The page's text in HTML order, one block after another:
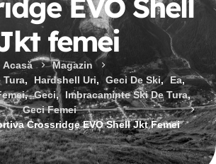
EVO Shell
femei
Acasă
Magazin
Tura, Hardshell Uri, Geci De Ski, Ea,
, Geci, Imbracaminte Ski De Tura,
Geci Femei
Crossridge EVO Shell Jkt Femei